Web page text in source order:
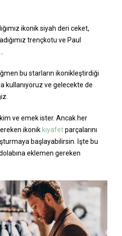
ikonik siyah deri ceket,
trençkotu ve Paul
bu starların ikonikleştirdiği
kullanıyoruz ve gelecekte de
ve emek ister. Ancak her
ikonik kıyafetparçalarını
başlayabilirsin. İşte bu
eklemen gereken